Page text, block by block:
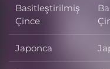
Basitleştirilmiş
Çince
Japonca